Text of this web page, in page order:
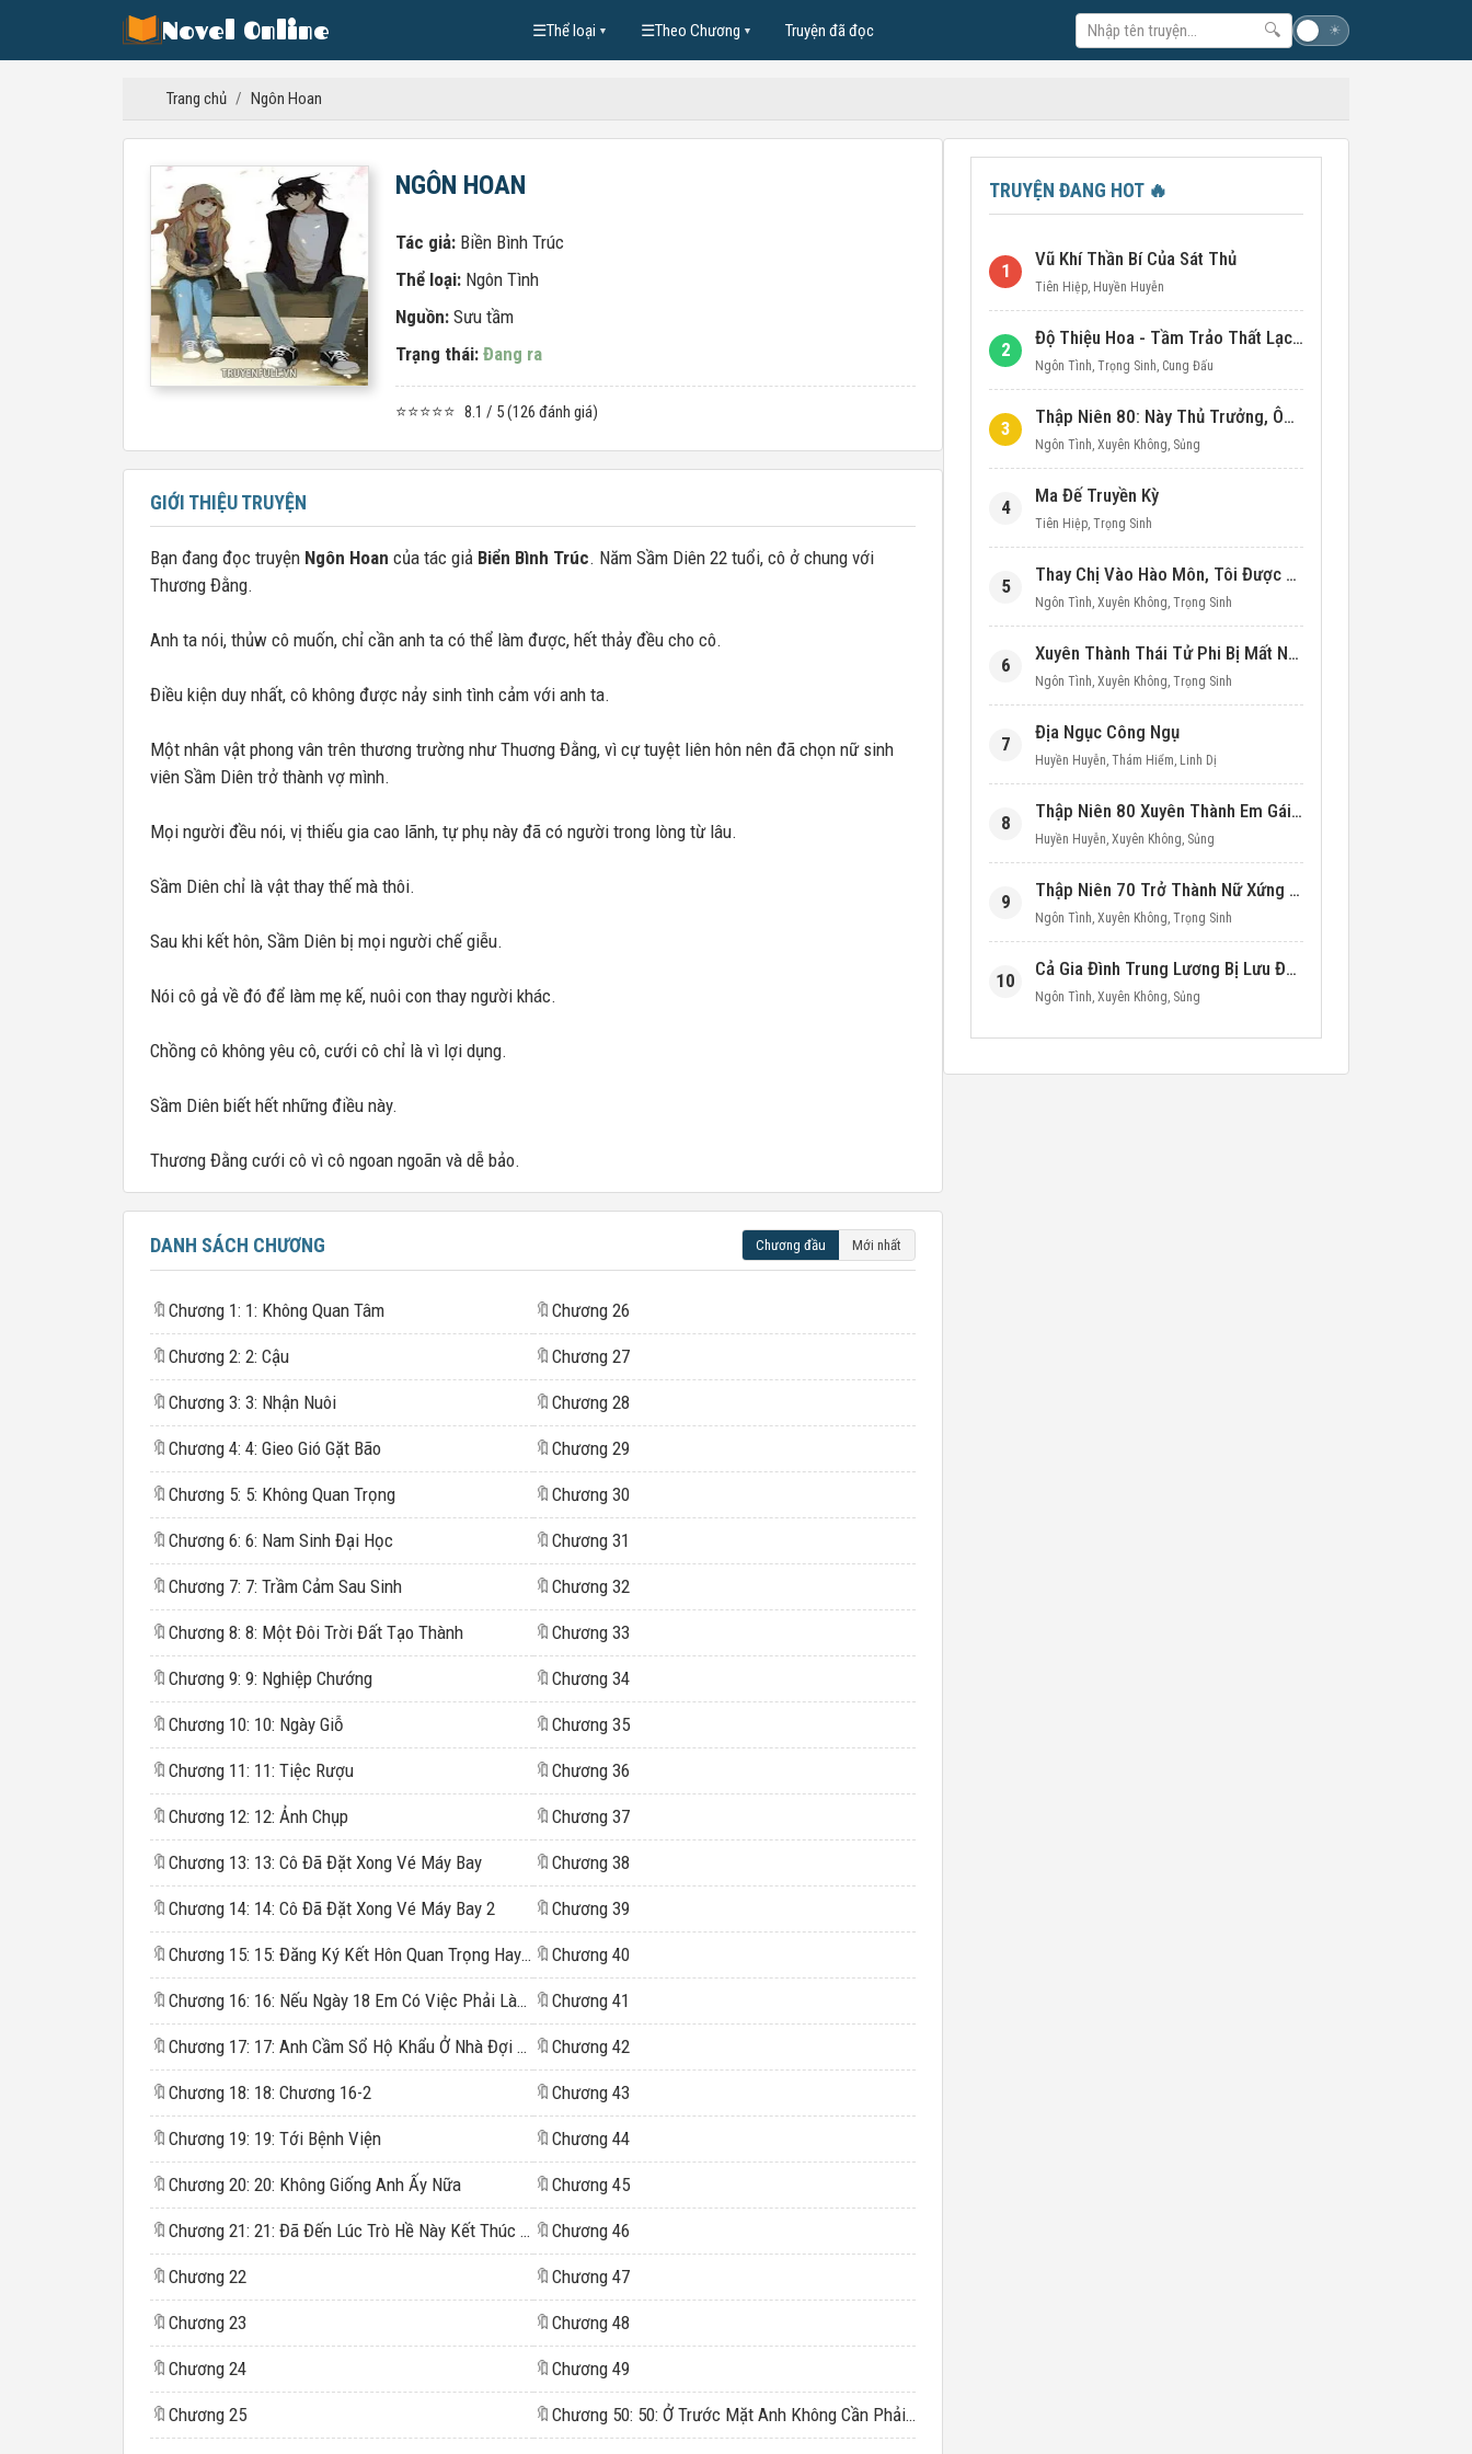
Novel Online ☰Thể loại ▼ ☰Theo Chương ▼ Truyện đã đọc 🔍 ☀
Trang chủ / Ngôn Hoan
NGÔN HOAN
Tác giả: Biền Bình Trúc
Thể loại: Ngôn Tình
Nguồn: Sưu tầm
Trạng thái: Đang ra
⭐⭐⭐⭐⭐ 8.1 / 5 (126 đánh giá)
GIỚI THIỆU TRUYỆN
Bạn đang đọc truyện Ngôn Hoan của tác giả Biển Bình Trúc. Năm Sầm Diên 22 tuổi, cô ở chung với
Thương Đằng.
Anh ta nói, thủw cô muốn, chỉ cần anh ta có thể làm được, hết thảy đều cho cô.
Điều kiện duy nhất, cô không được nảy sinh tình cảm với anh ta.
Một nhân vật phong vân trên thương trường như Thuơng Đằng, vì cự tuyệt liên hôn nên đã chọn nữ sinh
viên Sầm Diên trở thành vợ mình.
Mọi người đều nói, vị thiếu gia cao lãnh, tự phụ này đã có người trong lòng từ lâu.
Sầm Diên chỉ là vật thay thế mà thôi.
Sau khi kết hôn, Sầm Diên bị mọi người chế giễu.
Nói cô gả về đó để làm mẹ kế, nuôi con thay người khác.
Chồng cô không yêu cô, cưới cô chỉ là vì lợi dụng.
Sầm Diên biết hết những điều này.
Thương Đằng cưới cô vì cô ngoan ngoãn và dễ bảo.
DANH SÁCH CHƯƠNG Chương đầu Mới nhất
🔖 Chương 1: 1: Không Quan Tâm
🔖 Chương 2: 2: Cậu
🔖 Chương 3: 3: Nhận Nuôi
🔖 Chương 4: 4: Gieo Gió Gặt Bão
🔖 Chương 5: 5: Không Quan Trọng
🔖 Chương 6: 6: Nam Sinh Đại Học
🔖 Chương 7: 7: Trầm Cảm Sau Sinh
🔖 Chương 8: 8: Một Đôi Trời Đất Tạo Thành
🔖 Chương 9: 9: Nghiệp Chướng
🔖 Chương 10: 10: Ngày Giỗ
🔖 Chương 11: 11: Tiệc Rượu
🔖 Chương 12: 12: Ảnh Chụp
🔖 Chương 13: 13: Cô Đã Đặt Xong Vé Máy Bay
🔖 Chương 14: 14: Cô Đã Đặt Xong Vé Máy Bay 2
🔖 Chương 15: 15: Đăng Ký Kết Hôn Quan Trọng Hay Là Chuyện Đó Quan Trọng Hơn
🔖 Chương 16: 16: Nếu Ngày 18 Em Có Việc Phải Làm Thì Ngày Mai Chúng Ta Đi Đăng Ký
🔖 Chương 17: 17: Anh Cầm Sổ Hộ Khẩu Ở Nhà Đợi Cả Ngày Không Ăn Uống Gì 1
🔖 Chương 18: 18: Chương 16-2
🔖 Chương 19: 19: Tới Bệnh Viện
🔖 Chương 20: 20: Không Giống Anh Ấy Nữa
🔖 Chương 21: 21: Đã Đến Lúc Trò Hề Này Kết Thúc Rồi!
🔖 Chương 22
🔖 Chương 23
🔖 Chương 24
🔖 Chương 25
🔖 Chương 26
🔖 Chương 27
🔖 Chương 28
🔖 Chương 29
🔖 Chương 30
🔖 Chương 31
🔖 Chương 32
🔖 Chương 33
🔖 Chương 34
🔖 Chương 35
🔖 Chương 36
🔖 Chương 37
🔖 Chương 38
🔖 Chương 39
🔖 Chương 40
🔖 Chương 41
🔖 Chương 42
🔖 Chương 43
🔖 Chương 44
🔖 Chương 45
🔖 Chương 46
🔖 Chương 47
🔖 Chương 48
🔖 Chương 49
🔖 Chương 50: 50: Ở Trước Mặt Anh Không Cần Phải Che Giấu Cảm Xúcc
TRUYỆN ĐANG HOT 🔥
1
Vũ Khí Thần Bí Của Sát Thủ
Tiên Hiệp, Huyền Huyễn
2
Độ Thiệu Hoa - Tầm Trảo Thất Lạc Đích Ái Tình
Ngôn Tình, Trọng Sinh, Cung Đấu
3
Thập Niên 80: Này Thủ Trưởng, Ôm Một Cái Đi!
Ngôn Tình, Xuyên Không, Sủng
4
Ma Đế Truyền Kỳ
Tiên Hiệp, Trọng Sinh
5
Thay Chị Vào Hào Môn, Tôi Được Cưng Chiều Hết Mực (Thập Niên 90)
Ngôn Tình, Xuyên Không, Trọng Sinh
6
Xuyên Thành Thái Tử Phi Bị Mất Nước
Ngôn Tình, Xuyên Không, Trọng Sinh
7
Địa Ngục Công Ngụ
Huyền Huyễn, Thám Hiểm, Linh Dị
8
Thập Niên 80 Xuyên Thành Em Gái Học Bá
Huyền Huyễn, Xuyên Không, Sủng
9
Thập Niên 70 Trở Thành Nữ Xứng Nuôi Con Làm Giàu
Ngôn Tình, Xuyên Không, Trọng Sinh
10
Cả Gia Đình Trung Lương Bị Lưu Đày, Ta Mang Không Gian Cứu Cả Nhà
Ngôn Tình, Xuyên Không, Sủng